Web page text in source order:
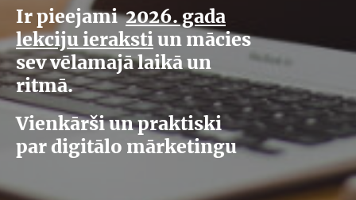
Ir pieejami2026. gada
lekciju ierakstiun mācies
sev vēlamajā laikā un
ritmā.
Vienkārši un praktiski
par digitālo mārketingu